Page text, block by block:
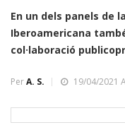
En un dels panels de
Iberoamericana
col·laboració
PerA. S. 19/04/2021